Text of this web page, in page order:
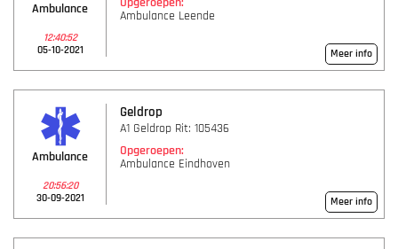
Ambulance
12:40:52
05-10-2021
Ambulance Leende
Meer info
Ambulance
20:56:20
30-09-2021
Geldrop
A1 Geldrop Rit: 105436
Opgeroepen:
Ambulance Eindhoven
Meer info